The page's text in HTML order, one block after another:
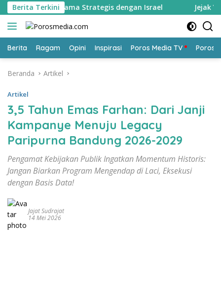
Langsung
ke
konten
Berita TerkiniStrategis dengan Israel Jejak Yusuf
Berita Ragam Opini Inspirasi Poros Media TV Poros
Beranda Artikel
Artikel
3,5 Tahun Emas Farhan: Dari Janji
Kampanye Menuju Legacy
Paripurna Bandung 2026-2029
Pengamat Kebijakan Publik Ingatkan Momentum Historis:
Jangan Biarkan Program Mengendap di Laci, Eksekusi
dengan Basis Data!
Jajat Sudrajat
14 Mei 2026